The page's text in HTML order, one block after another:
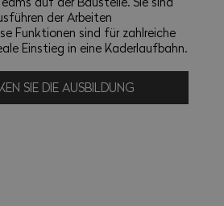
der Arbeiten
Funktionen sind für zahlreiche
Einstieg in eine Kaderlaufbahn.
SIE DIE AUSBILDUNG